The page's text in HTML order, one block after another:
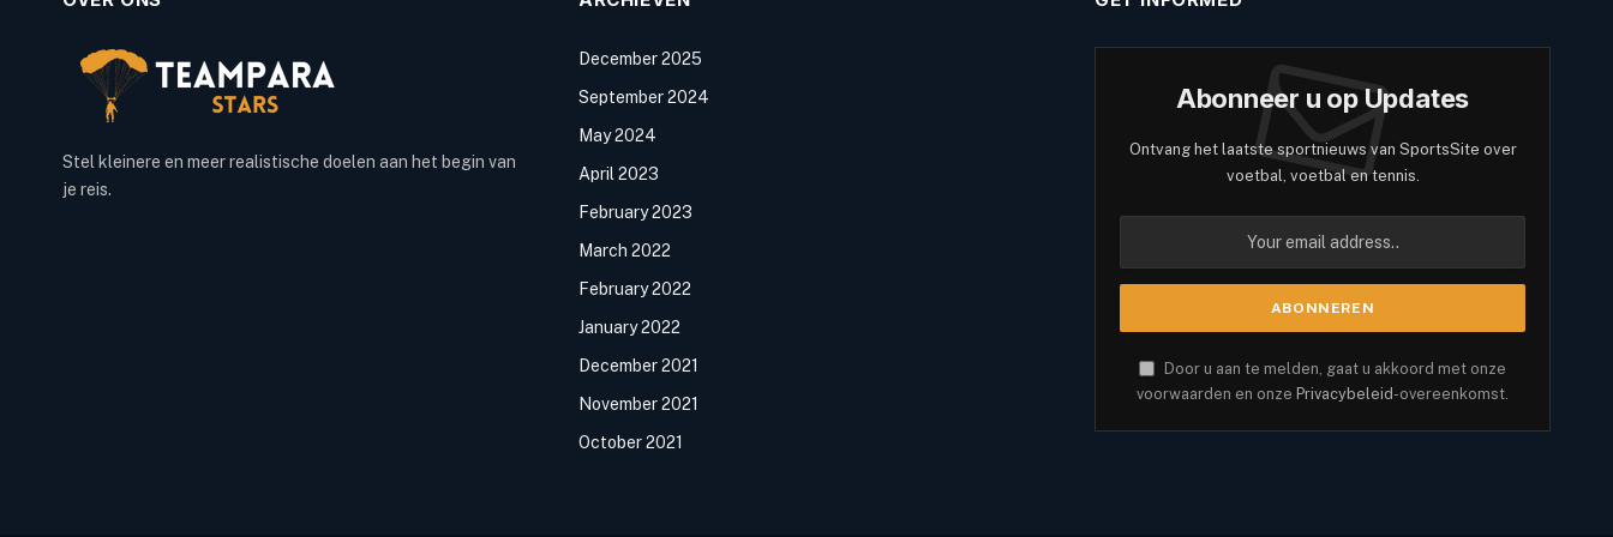
Stel kleinere en meer realistische doelen aan het begin van
je reis.
December 2025
September 2024
May 2024
April 2023
February 2023
March 2022
February 2022
January 2022
December 2021
November 2021
October 2021
Abonneer u op Updates
Ontvang het laatste sportnieuws van SportsSite over
voetbal, voetbal en tennis.
Door u aan te melden, gaat u akkoord met onze
voorwaarden en onze Privacybeleid-overeenkomst.